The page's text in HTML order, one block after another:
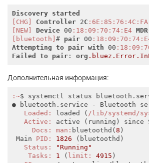
Discovery started
[CHG]
Controller 2C :6E :85 :76 :4C :FA
[NEW]
Device 00 :18 :09 :70 :74 :E4
[bluetooth]# pair 00 :18 :09 :70 :74
Attempting
to pair with 00 :18 :09
Failed
to pair : org .bluez .Error
Дополнительная информация:
:~$ systemctl status
● bluetooth.service - Bluetooth
Loaded:
loaded ( /lib/systemd /
Active:
active (running) since
Docs:
man: bluetoothd(8 )
Main PID: 1826 (bluetoothd)
Status:
"Running"
Tasks:
1 ( limit: 4915 )